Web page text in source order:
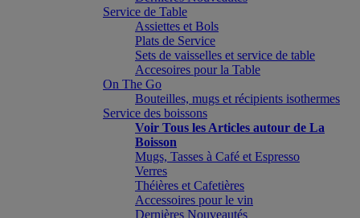
Service de Table
Assiettes et Bols
Plats de Service
Sets de vaisselles et service de table
Accesoires pour la Table
On The Go
Bouteilles, mugs et récipients isothermes
Service des boissons
Voir Tous les Articles autour de La
Boisson
Mugs, Tasses à Café et Espresso
Verres
Théières et Cafetières
Accessoires pour le vin
Dernières Nouveautés